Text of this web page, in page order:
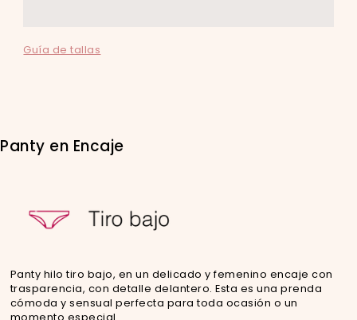
Guía de tallas
Panty en Encaje
Panty hilo tiro bajo, en un delicado y femenino encaje con
trasparencia, con detalle delantero. Esta es una prenda
cómoda y sensual perfecta para toda ocasión o un
momento especial.